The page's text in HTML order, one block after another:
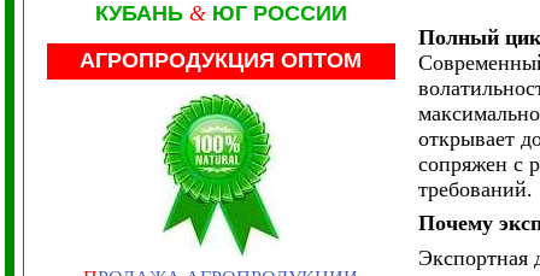
КУБАНЬ & ЮГ РОССИИ
АГРОПРОДУКЦИЯ ОПТОМ
Полный
открывает
сопряжен с
требований.
Почему
Экспортная